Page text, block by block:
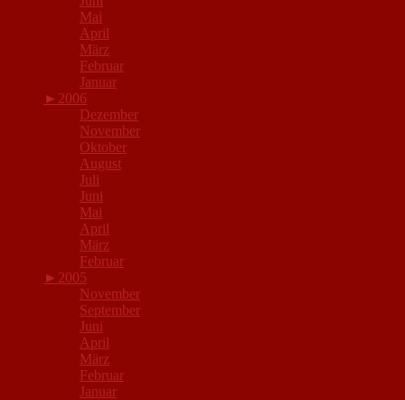
Mai
April
März
Februar
Januar
► 2006
Dezember
November
Oktober
August
Juli
Juni
Mai
April
März
Februar
► 2005
November
September
Juni
April
März
Februar
Januar